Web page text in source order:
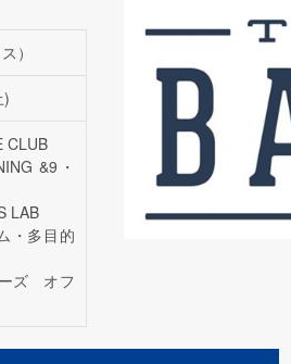
）
)
CLUB
&9・
LAB
・多目的
ーズ オフ